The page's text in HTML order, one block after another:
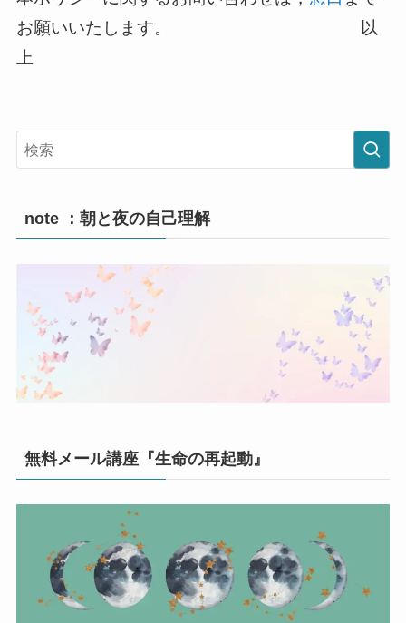
お願いいたします。 以
上
note ：朝と夜の自己理解
無料メール講座『生命の再起動』